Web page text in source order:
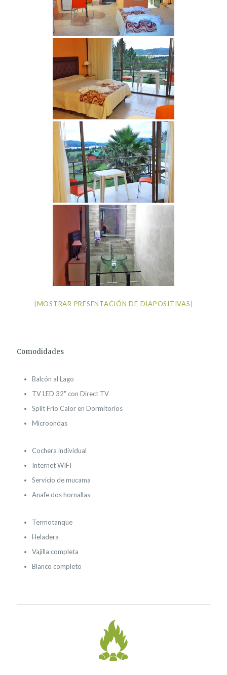
[MOSTRAR PRESENTACIÓN DE DIAPOSITIVAS]
Comodidades
Balcón al Lago
TV LED 32" con Direct TV
Split Frío Calor en Dormitorios
Microondas
Cochera individual
Internet WIFI
Servicio de mucama
Anafe dos hornallas
Termotanque
Heladera
Vajilla completa
Blanco completo